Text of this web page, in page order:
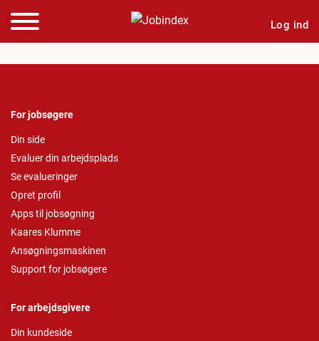
Log ind
For jobsøgere
Din side
Evaluer din arbejdsplads
Se evalueringer
Opret profil
Apps til jobsøgning
Kaares Klumme
Ansøgningsmaskinen
Support for jobsøgere
For arbejdsgivere
Din kundeside